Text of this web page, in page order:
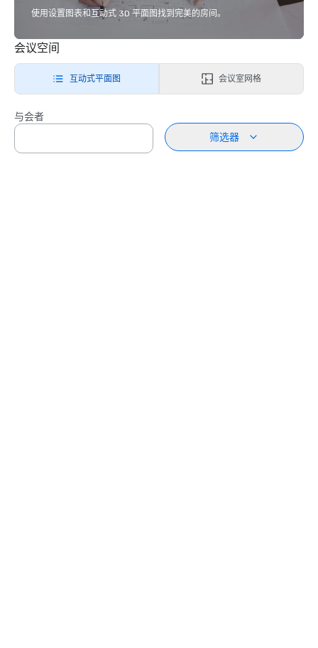
使用设置图表和互动式 3D 平面图找到完美的房间。
会议空间
互动式平面图 会议室网格
与会者
筛选器